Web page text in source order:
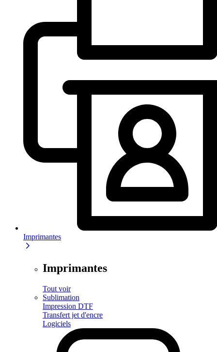
Imprimantes
Imprimantes
Tout voir
Sublimation
Impression DTF
Transfert jet d'encre
Logiciels